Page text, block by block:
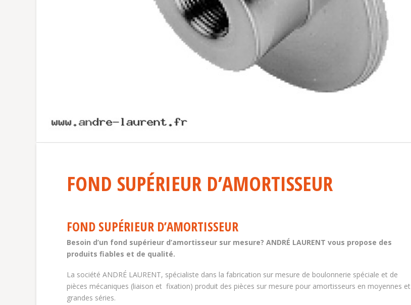
FOND SUPÉRIEUR D’AMORTISSEUR
FOND SUPÉRIEUR D’AMORTISSEUR
Besoin d’un fond supérieur d’amortisseur sur mesure? ANDRÉ LAURENT vous propose des
produits fiables et de qualité.
La société ANDRÉ LAURENT, spécialiste dans la fabrication sur mesure de boulonnerie spéciale et de
pièces mécaniques (liaison et fixation) produit des pièces sur mesure pour amortisseurs en moyennes et
grandes séries.